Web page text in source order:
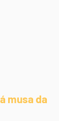
musa da